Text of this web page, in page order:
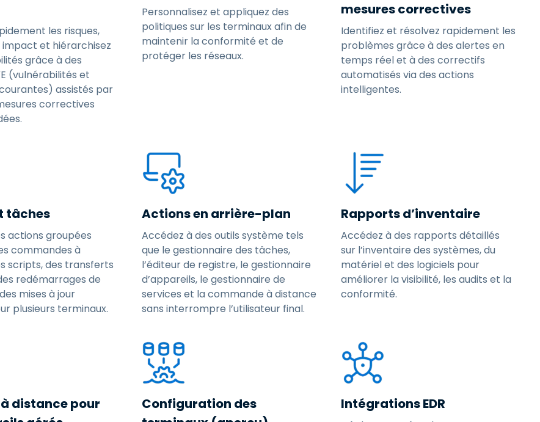
les risques,
impact et hiérarchisez
grâce à des
(vulnérabilités et
assistés par
correctives
Personnalisez et appliquez des
politiques sur les terminaux afin de
maintenir la conformité et de
protéger les réseaux.
mesures correctives
Identifiez et résolvez rapidement les
problèmes grâce à des alertes en
temps réel et à des correctifs
automatisés via des actions
intelligentes.
tâches
actions groupées
commandes à
scripts, des transferts
redémarrages de
mises à jour
plusieurs terminaux.
Actions en arrière-plan
Accédez à des outils système tels
que le gestionnaire des tâches,
l’éditeur de registre, le gestionnaire
d’appareils, le gestionnaire de
services et la commande à distance
sans interrompre l’utilisateur final.
Rapports d’inventaire
Accédez à des rapports détaillés
sur l’inventaire des systèmes, du
matériel et des logiciels pour
améliorer la visibilité, les audits et la
conformité.
distance pour
Configuration des
Intégrations EDR